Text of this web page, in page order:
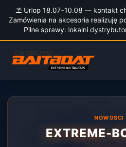
⛱️ Urlop 18.07–10.08 — kontakt
Zamówienia na akcesoria realizuję
Pilne sprawy: lokalni
do
treści
NOWOŚCI
EXTREME-